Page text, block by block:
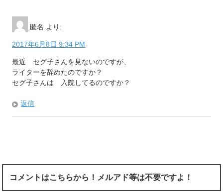
匿名 より:
2017年6月8日 9:34 PM
最近 セグ子さんを見ないのですが、
ライターを辞めたのですか？
セグ子さんは 入院してるのですか？
返信
コメントはこちらから！メルアド等は不要ですよ！